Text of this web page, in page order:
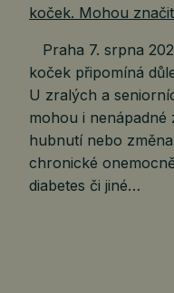
Praha 7. srpna
koček připomíná
U zralých a
mohou i nenápadné
hubnutí nebo
chronické
diabetes či jiné…